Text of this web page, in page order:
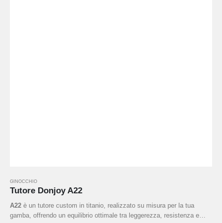
GINOCCHIO
Tutore Donjoy A22
A22 è un tutore custom in titanio, realizzato su misura per la tua
gamba, offrendo un equilibrio ottimale tra leggerezza, resistenza e